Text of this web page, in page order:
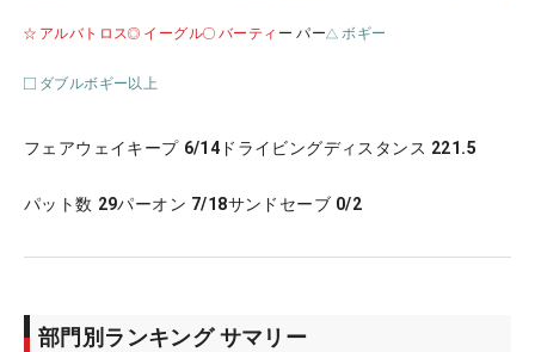
アルバトロス イーグル バーティ ー パー ボギー
ダブルボギー以上
フェアウェイキープ 6/14 ドライビングディスタンス 221.5
パット数 29パーオン 7/18サンドセーブ 0/2
部門別ランキング サマリー